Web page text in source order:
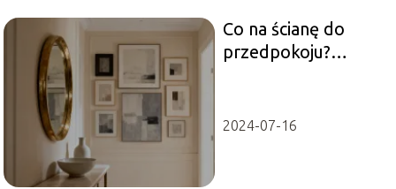
Co na ścianę do
przedpokoju?
2024-07-16